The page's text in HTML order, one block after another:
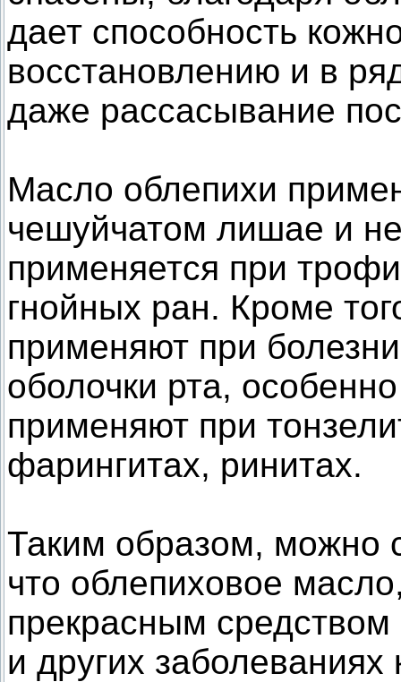
дает способность
восстановлению и в
даже рассасывание
Масло облепихи
чешуйчатом лишае и
применяется при
гнойных ран. Кроме
применяют при
оболочки рта,
применяют при
фарингитах, ринитах.
Таким образом, можно
что облепиховое
прекрасным
и других заболеваниях